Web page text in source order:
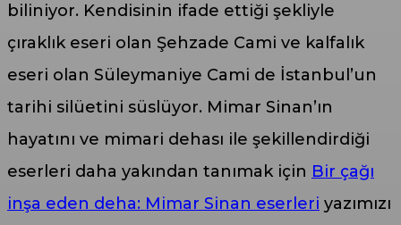
biliniyor. Kendisinin ifade ettiği şekliyle
çıraklık eseri olan Şehzade Cami ve kalfalık
eseri olan Süleymaniye Cami de İstanbul’un
tarihi silüetini süslüyor. Mimar Sinan’ın
hayatını ve mimari dehası ile şekillendirdiği
eserleri daha yakından tanımak için Bir çağı
inşa eden deha: Mimar Sinan eserleri yazımızı